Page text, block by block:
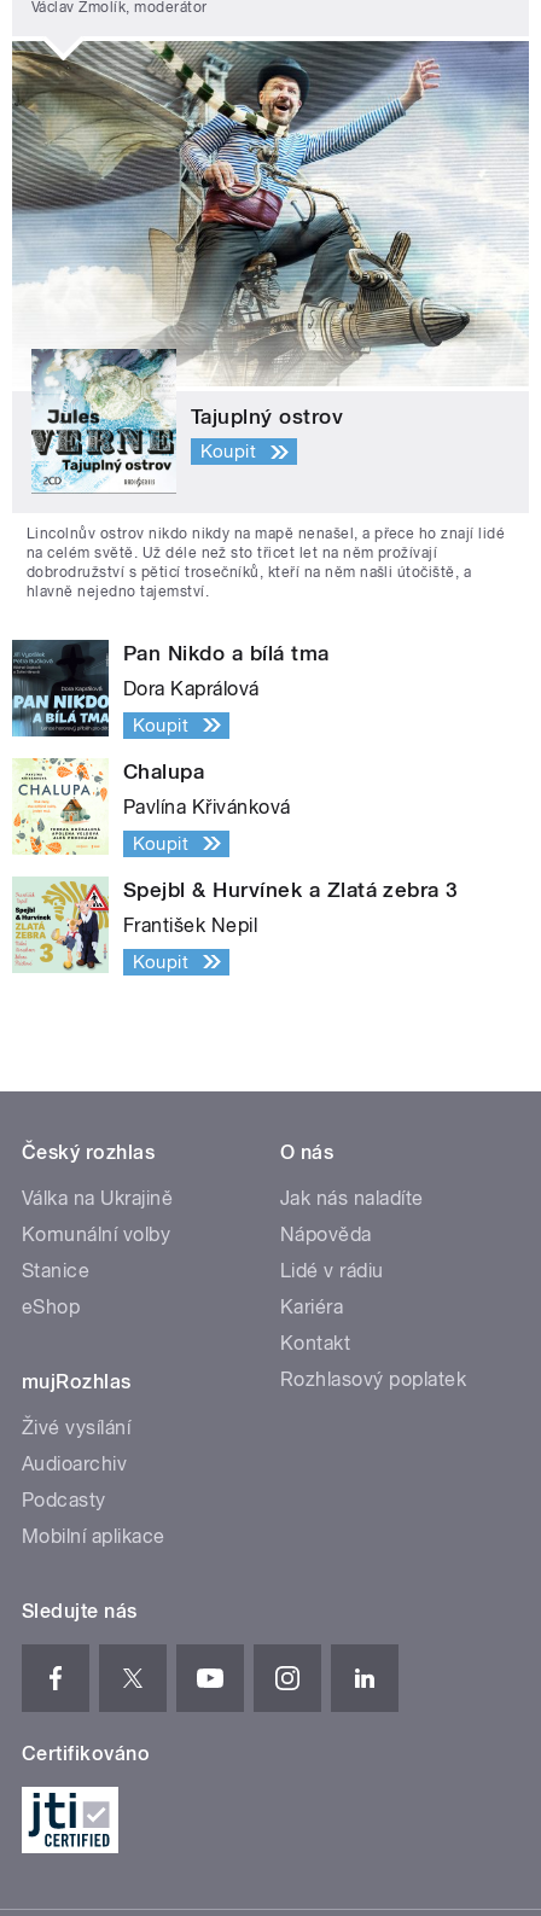
Václav Žmolík, moderátor
Tajuplný ostrov
Koupit
Lincolnův ostrov nikdo nikdy na mapě nenašel, a přece ho znají lidé
na celém světě. Už déle než sto třicet let na něm prožívají
dobrodružství s pěticí trosečníků, kteří na něm našli útočiště, a
hlavně nejedno tajemství.
Pan Nikdo a bílá tma
Dora Kaprálová
Koupit
Chalupa
Pavlína Křivánková
Koupit
Spejbl & Hurvínek a Zlatá zebra 3
František Nepil
Koupit
Český rozhlas
Válka na Ukrajině
Komunální volby
Stanice
eShop
mujRozhlas
Živé vysílání
Audioarchiv
Podcasty
Mobilní aplikace
O nás
Jak nás naladíte
Nápověda
Lidé v rádiu
Kariéra
Kontakt
Rozhlasový poplatek
Sledujte nás
Certifikováno